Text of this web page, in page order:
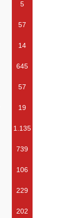
5
57
14
645
57
19
1.135
739
106
229
202